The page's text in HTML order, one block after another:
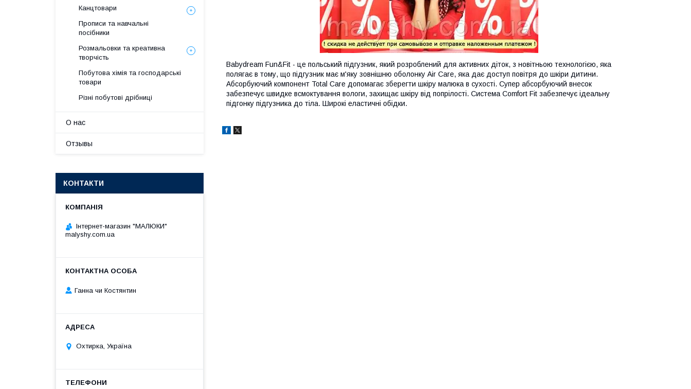
Babydream Fun&Fit - це польський підгузник, який розроблений для активних діток, з новітньою технологією, яка
полягає в тому, що підгузник має м'яку зовнішню оболонку Air Care, яка дає доступ повітря до шкіри дитини.
Абсорбуючий компонент Total Care допомагає зберегти шкіру малюка в сухості. Супер абсорбуючий внесок
забезпечує швидке всмоктування вологи, захищає шкіру від попрілості. Система Comfort Fit забезпечує ідеальну
підгонку підгузника до тіла. Широкі еластичні обідки.
Канцтовари
Прописи та навчальні
посібники
Розмальовки та креативна
творчість
Побутова хімія та господарські
товари
Різні побутові дрібниці
О нас
Отзывы
КОНТАКТИ
Інтернет-магазин "МАЛЮКИ"
malyshy.com.ua
Ганна чи Костянтин
Охтирка, Україна